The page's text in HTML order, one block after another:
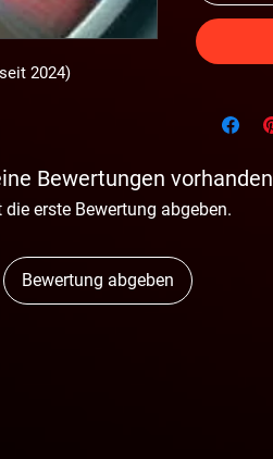
2024)
Bewertungen vorhanden
die erste Bewertung abgeben.
Bewertung abgeben